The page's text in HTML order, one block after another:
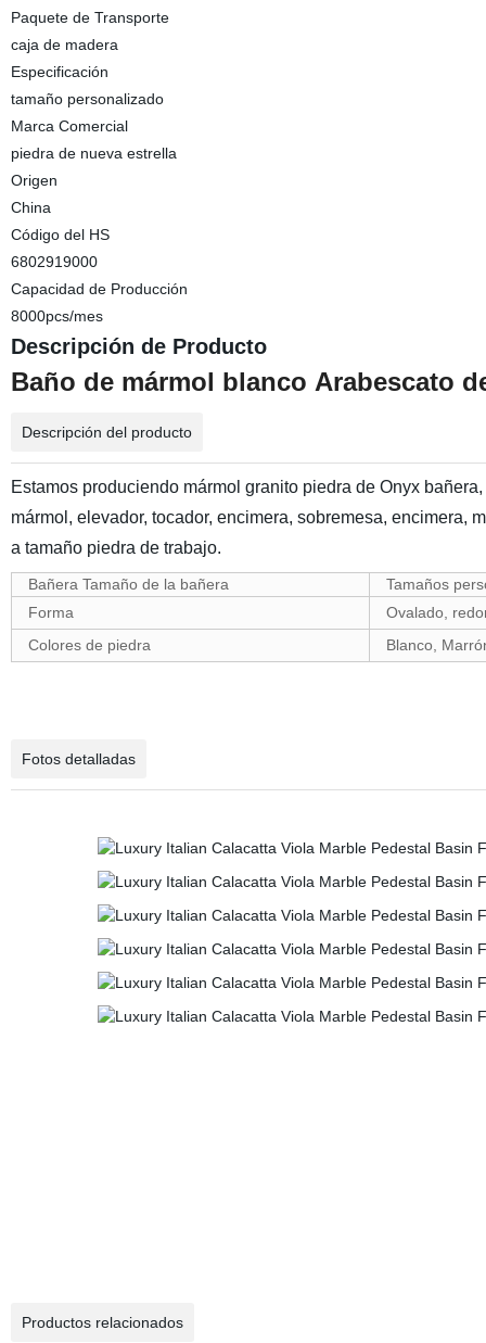
Paquete de Transporte
caja de madera
Especificación
tamaño personalizado
Marca Comercial
piedra de nueva estrella
Origen
China
Código del HS
6802919000
Capacidad de Producción
8000pcs/mes
Descripción de Producto
Baño de mármol blanco Arabescato
Descripción del producto
Estamos produciendo mármol granito piedra de Onyx
mármol, elevador, tocador, encimera, sobremesa, encimera,
a tamaño piedra de trabajo.
Bañera Tamaño de la bañera
Tamaños
Forma
Ovalado,
Colores de piedra
Blanco,
Fotos detalladas
Productos relacionados